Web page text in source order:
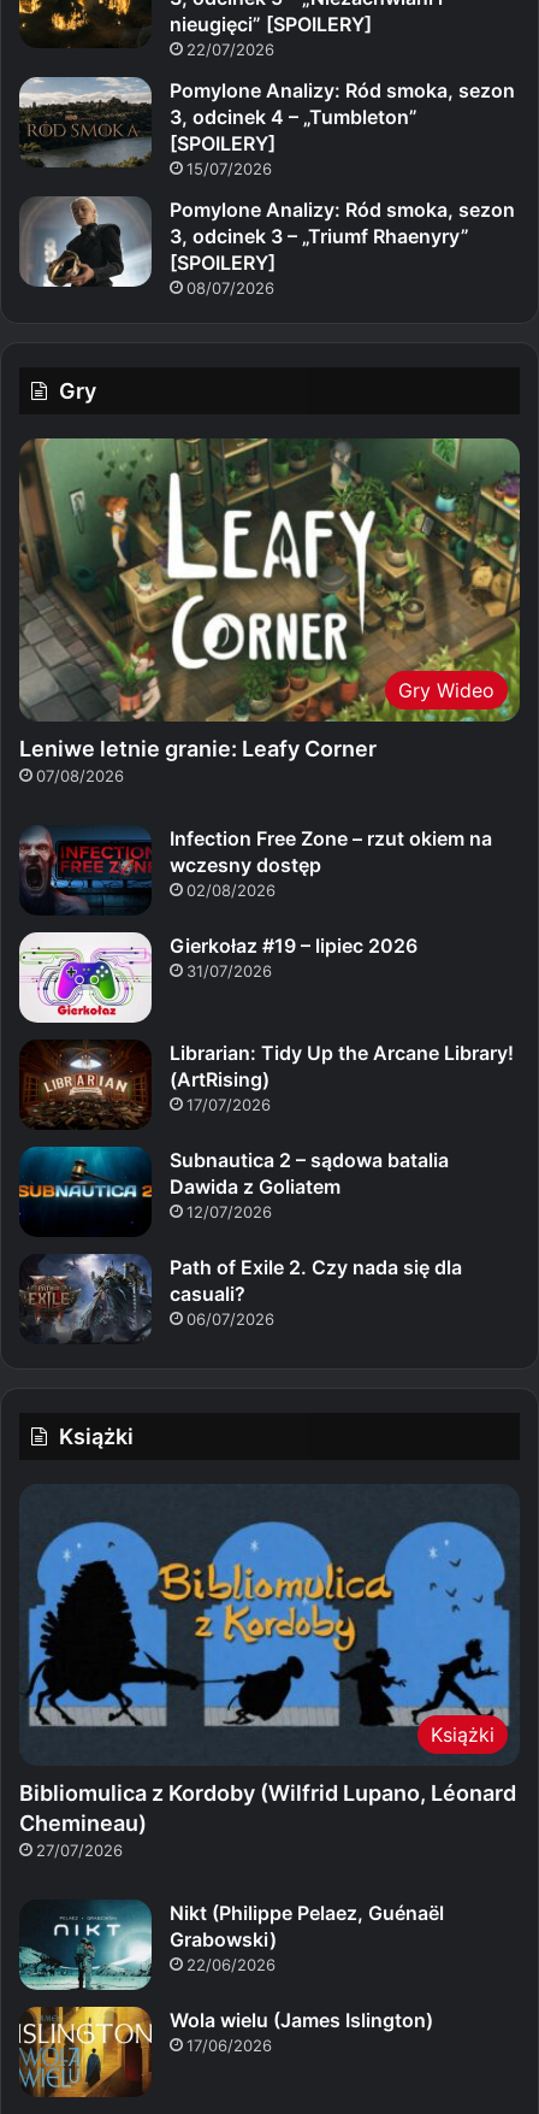
nieugięci” [SPOILERY]
22/07/2026
Pomylone Analizy: Ród smoka, sezon
3, odcinek 4 – „Tumbleton”
[SPOILERY]
15/07/2026
Pomylone Analizy: Ród smoka, sezon
3, odcinek 3 – „Triumf Rhaenyry”
[SPOILERY]
08/07/2026
Gry
Gry Wideo
Leniwe letnie granie: Leafy Corner
07/08/2026
Infection Free Zone – rzut okiem na
wczesny dostęp
02/08/2026
Gierkołaz #19 – lipiec 2026
31/07/2026
Librarian: Tidy Up the Arcane Library!
(ArtRising)
17/07/2026
Subnautica 2 – sądowa batalia
Dawida z Goliatem
12/07/2026
Path of Exile 2. Czy nada się dla
casuali?
06/07/2026
Książki
Książki
Bibliomulica z Kordoby (Wilfrid Lupano, Léonard
Chemineau)
27/07/2026
Nikt (Philippe Pelaez, Guénaël
Grabowski)
22/06/2026
Wola wielu (James Islington)
17/06/2026